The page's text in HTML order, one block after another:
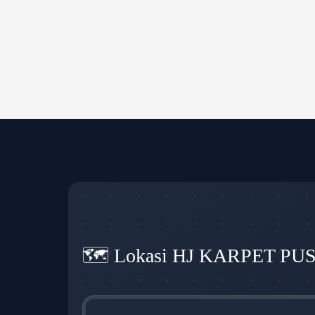
🗺️ Lokasi HJ KARPET